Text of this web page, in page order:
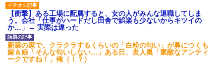
私は家が貧しくて、手に職をつけようと看護師になった。だけど
卒業を控えた年の1月末、車にひかれて看護師になれなくなった。
小2の頃、妹と昼寝してたら家が火事になってて気づくと逃げ場が
なかった。妹を抱き締めて「ﾀﾋんじゃうよ」って泣いてたら…
【衝撃】ある工場に配属すると、女の人がみんな退職してしま
う。会社「仕事がハードだし田舎で娯楽も少ないからキツイの
か…」→ 実際は違った
新築の家で。クラクラするくらいの「白粉の匂い」が鼻につくも
嫁＆娘「そんな匂いしない…」ある日、友人奥「素敵なアンティ
ークですね！」俺（！？）